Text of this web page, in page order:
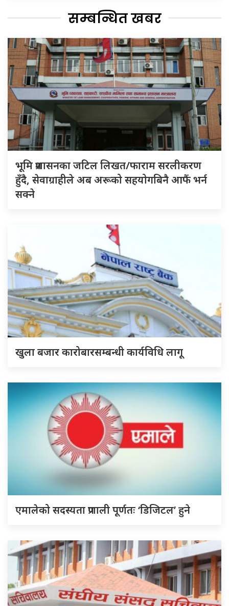
सम्बन्धित खबर
भूमि प्रशासनका जटिल लिखत/फाराम सरलीकरण
हुँदै, सेवाग्राहीले अब अरूको सहयोगबिनै आफैं भर्न
सक्ने
खुला बजार कारोबारसम्बन्धी कार्यविधि लागू
एमालेको सदस्यता प्रणाली पूर्णतः ‘डिजिटल’ हुने